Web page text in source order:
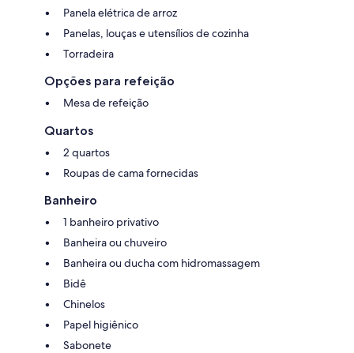
Panela elétrica de arroz
Panelas, louças e utensílios de cozinha
Torradeira
Opções para refeição
Mesa de refeição
Quartos
2 quartos
Roupas de cama fornecidas
Banheiro
1 banheiro privativo
Banheira ou chuveiro
Banheira ou ducha com hidromassagem
Bidê
Chinelos
Papel higiênico
Sabonete